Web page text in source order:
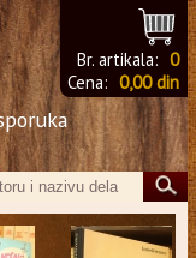
Br. artikala: 0
Cena: 0,00 din